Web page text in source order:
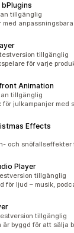
tillgänglig
med
tillgänglig
för varje
Animation
tillgänglig
för julkampanjer med
Effects
och snöfallseffekter
Player
tillgänglig
för ljud – musik,
tillgänglig
är byggd för att sälja